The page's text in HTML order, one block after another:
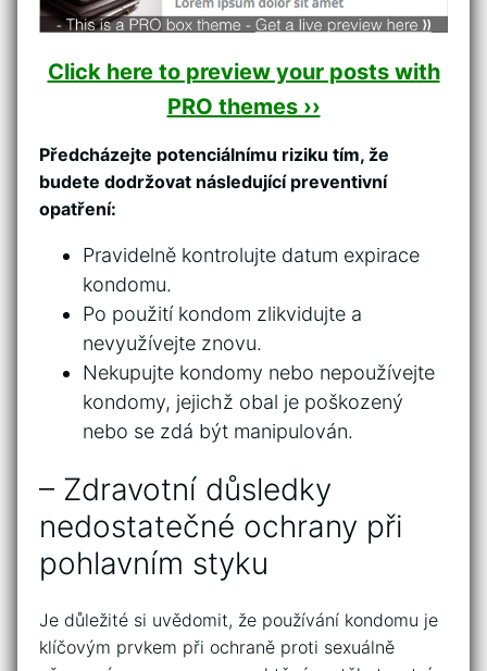
Click here to preview your posts with
PRO themes ››
Předcházejte ⁢potenciálnímu riziku tím, že
budete dodržovat ⁢následující preventivní
opatření:
Pravidelně kontrolujte datum ⁣expirace
kondomu.
Po použití kondom zlikvidujte a
nevyužívejte znovu.
Nekupujte ‌kondomy nebo⁣ nepoužívejte
kondomy, jejichž obal ​je poškozený
nebo se zdá být manipulován.
– Zdravotní ‍důsledky
nedostatečné ochrany při
pohlavním ‌styku
Je důležité si uvědomit,⁢ že používání kondomu je
klíčovým prvkem při ochraně proti ‍sexuálně‍